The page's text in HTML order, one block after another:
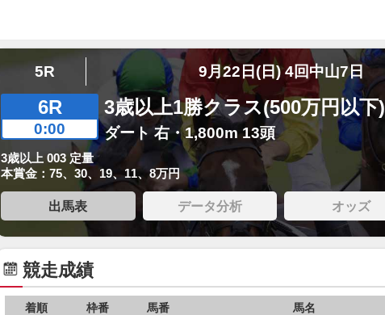
5R 9月22日(日) 4回中山7日
6R
0:00
3歳以上1勝クラス(500万円以下)
ダート 右・1,800m 13頭
3歳以上 003 定量
本賞金：75、30、19、11、8万円
出馬表 データ分析 オッズ
競走成績
着順 枠番 馬番 馬名